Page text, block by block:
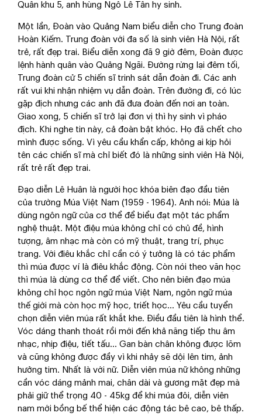
Quân khu 5, anh hùng Ngô Lê Tân hy sinh.
Một lần, Đoàn vào Quảng Nam biểu diễn cho Trung đoàn
Hoàn Kiếm. Trung đoàn với đa số là sinh viên Hà Nội, rất
trẻ, rất đẹp trai. Biểu diễn xong đã 9 giờ đêm, Đoàn được
lệnh hành quân vào Quảng Ngãi. Đường rừng lại đêm tối,
Trung đoàn cử 5 chiến sĩ trinh sát dẫn đoàn đi. Các anh
rất vui khi nhận nhiệm vụ dẫn đoàn. Trên đường đi, có lúc
gặp địch nhưng các anh đã đưa đoàn đến nơi an toàn.
Giao xong, 5 chiến sĩ trở lại đơn vị thì hy sinh vì pháo
địch. Khi nghe tin này, cả đoàn bật khóc. Họ đã chết cho
mình được sống. Vì yêu cầu khẩn cấp, không ai kịp hỏi
tên các chiến sĩ mà chỉ biết đó là những sinh viên Hà Nội,
rất trẻ rất đẹp trai.
Đạo diễn Lê Huân là người học khóa biên đạo đầu tiên
của trường Múa Việt Nam (1959 - 1964). Anh nói: Múa là
dùng ngôn ngữ của cơ thể để biểu đạt một tác phẩm
nghệ thuật. Một điệu múa không chỉ có chủ đề, hình
tượng, âm nhạc mà còn có mỹ thuật, trang trí, phục
trang. Với điêu khắc chỉ cần có ý tưởng là có tác phẩm
thì múa được ví là điêu khắc động. Còn nói theo văn học
thì múa là dùng cơ thể để viết. Cho nên biên đạo múa
không chỉ học ngôn ngữ múa Việt Nam, ngôn ngữ múa
thế giới mà còn học mỹ học, triết học... Yêu cầu tuyển
chọn diễn viên múa rất khắt khe. Điều đầu tiên là hình thể.
Vóc dáng thanh thoát rồi mới đến khả năng tiếp thu âm
nhạc, nhịp điệu, tiết tấu... Gan bàn chân không được lõm
và cũng không được đầy vì khi nhảy sẽ dội lên tim, ảnh
hưởng tim. Nhất là với nữ. Diễn viên múa nữ không những
cần vóc dáng mảnh mai, chân dài và gương mặt đẹp mà
phải giữ thể trọng 40 - 45kg để khi múa đôi, diễn viên
nam mới bồng bế thể hiện các động tác bê cao, bê thấp.